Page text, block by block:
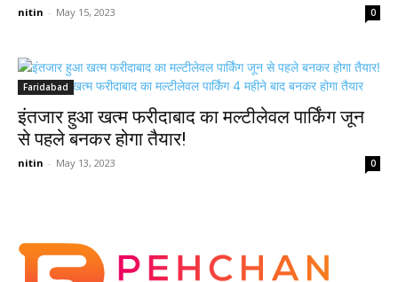
nitin - May 15, 2023 0
Faridabad
इंतजार हुआ खत्म फरीदाबाद का मल्टीलेवल पार्किंग जून
से पहले बनकर होगा तैयार!
nitin - May 13, 2023 0